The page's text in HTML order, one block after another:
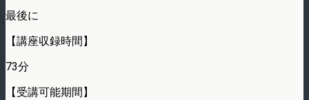
最後に
【講座収録時間】
73分
【受講可能期間】